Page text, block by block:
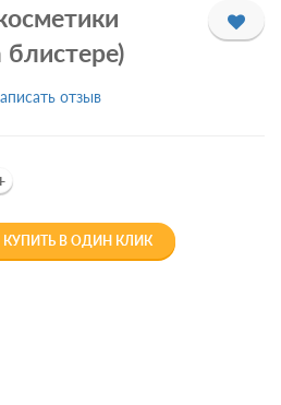
отзыв
КУПИТЬ В ОДИН КЛИК